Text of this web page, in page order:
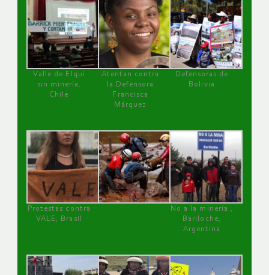
Valle de Elqui
sin minería.
Chile
Atentan contra
la Defensora
Francisca
Márquez
Defensoras de
Bolivia
Protestas contra
VALE, Brasil
No a la minería ,
Bariloche,
Argentina